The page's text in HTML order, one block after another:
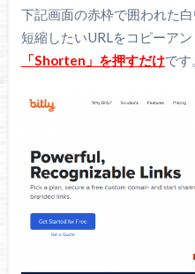
下記画面の赤枠で囲われた
短縮したいURLをコピーアン
「Shorten」を押すだけです